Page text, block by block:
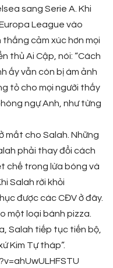
sang Serie A. Khi
League vào
cảm xúc hơn mọi
thủ Ai Cập, nói: “Cách
ấy vẫn còn bị ám ảnh
tỏ cho mọi người thấy
ngự Anh, như từng
mắt cho Salah. Những
phải thay đổi cách
chế trong lừa bóng và
Salah rời khỏi
được các CĐV ở đây.
một loại bánh pizza.
Salah tiếp tục tiến bộ,
Kim Tự tháp”.